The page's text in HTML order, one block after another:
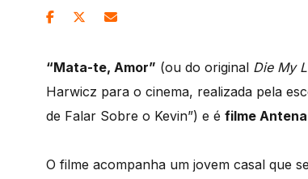
“Mata-te, Amor” (ou do original Die My
Harwicz para o cinema, realizada pela
de Falar Sobre o Kevin”) e é filme
O filme acompanha um jovem casal que